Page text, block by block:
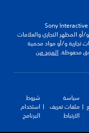
أو المظهر التجاري والعلامات
تجارية و/أو مواد محمية
محفوظة. المزيد من
سياسة
ملفات تعريف
الارتباط
شروط
استخدام
البرنامج